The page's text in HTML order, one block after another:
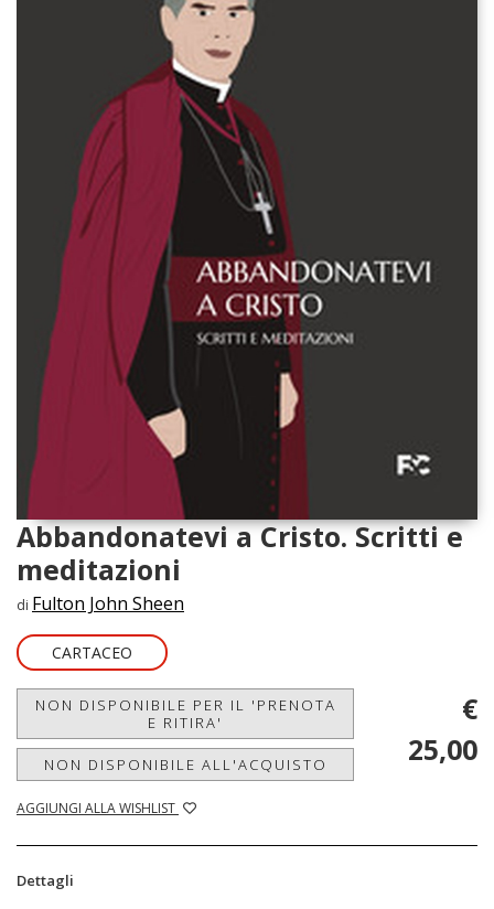
Abbandonatevi a Cristo. Scritti e
meditazioni
di Fulton John Sheen
CARTACEO
NON DISPONIBILE PER IL 'PRENOTA
E RITIRA'
NON DISPONIBILE ALL'ACQUISTO
AGGIUNGI ALLA WISHLIST
€
25,00
Dettagli